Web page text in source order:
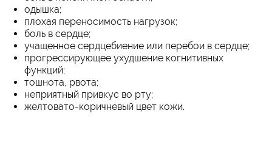
одышка;
плохая переносимость нагрузок;
боль в сердце;
учащенное сердцебиение или перебои в сердце;
прогрессирующее ухудшение когнитивных
функций;
тошнота, рвота;
неприятный привкус во рту;
желтовато-коричневый цвет кожи.